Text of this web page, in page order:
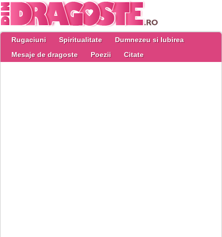
Rugaciuni Spiritualitate
Dumnezeu si Iubirea
Mesaje de dragoste
Poezii Citate